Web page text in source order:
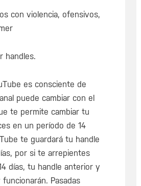
con violencia, ofensivos,
handles.
es consciente de
puede cambiar con el
te permite cambiar tu
en un período de 14
te guardará tu handle
por si te arrepientes
días, tu handle anterior y
Pasadas